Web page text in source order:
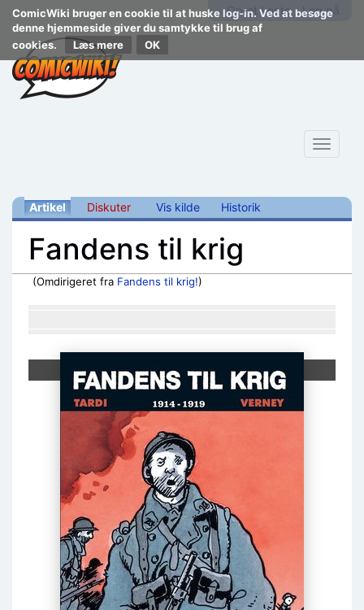
ComicWiki bruger en cookie til at huske log-in. Ved at besøge
denne hjemmeside giver du samtykke til brug af
cookies.
Læs mere
Opret konto Log på
Toggle
Artikel Diskuter Vis kilde Historik
Fandens til krig
(Omdirigeret fra Fandens til krig!)